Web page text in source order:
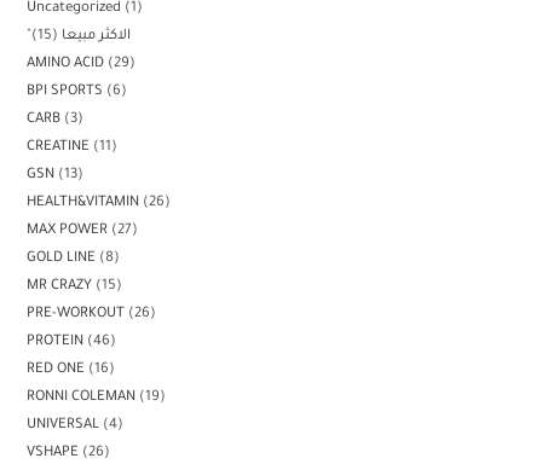
Uncategorized
1
"الاكثر مبيعا
15
AMINO ACID
29
BPI SPORTS
6
CARB
3
CREATINE
11
GSN
13
HEALTH&VITAMIN
26
MAX POWER
27
GOLD LINE
8
MR CRAZY
15
PRE-WORKOUT
26
PROTEIN
46
RED ONE
16
RONNI COLEMAN
19
UNIVERSAL
4
VSHAPE
26